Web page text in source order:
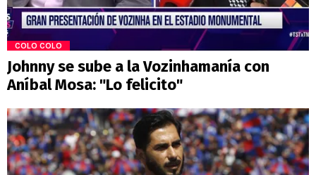
COLO COLO
Johnny se sube a la Vozinhamanía con
Aníbal Mosa: "Lo felicito"